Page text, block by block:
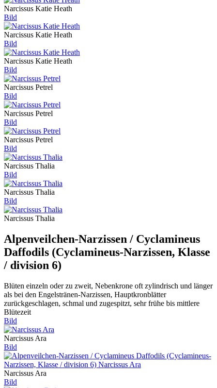
Narcissus Katie Heath
Bild
Narcissus Katie Heath
Bild
Narcissus Katie Heath
Bild
Narcissus Petrel
Bild
Narcissus Petrel
Bild
Narcissus Petrel
Bild
Narcissus Thalia
Bild
Narcissus Thalia
Bild
Narcissus Thalia
Alpenveilchen-Narzissen / Cyclamineus
Daffodils (Cyclamineus-Narzissen, Klasse
/ division 6)
Blüten einzeln oder zu zweit, Nebenkrone oft zylindrisch und länger
als bei den Engelstränen-Narzissen, Hauptkronblätter
zurückgeschlagen, schmal und zugespitzt, sehr frühe bis mittlere
Blütezeit
Bild
Narcissus Ara
Bild
Narcissus Ara
Bild